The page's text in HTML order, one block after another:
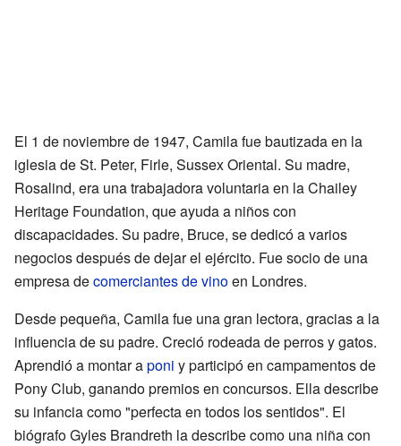
El 1 de noviembre de 1947, Camila fue bautizada en la
iglesia de St. Peter, Firle, Sussex Oriental. Su madre,
Rosalind, era una trabajadora voluntaria en la Chailey
Heritage Foundation, que ayuda a niños con
discapacidades. Su padre, Bruce, se dedicó a varios
negocios después de dejar el ejército. Fue socio de una
empresa decomerciantes de vinoen Londres.
Desde pequeña, Camila fue una gran lectora, gracias a la
influencia de su padre. Creció rodeada de perros y gatos.
Aprendió a montar aponi y participó en campamentos de
Pony Club, ganando premios en concursos. Ella describe
su infancia como "perfecta en todos los sentidos". El
biógrafo Gyles Brandreth la describe como una niña con